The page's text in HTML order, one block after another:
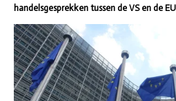
handelsgesprekken tussen de VS en de